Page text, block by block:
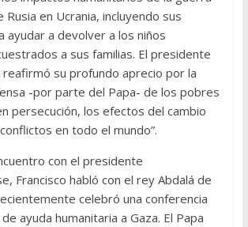
en Ucrania, incluyendo sus
ayudar a devolver a los niños
a sus familias. El presidente
reafirmó su profundo aprecio por la
-por parte del Papa- de los pobres
persecución, los efectos del cambio
en todo el mundo”.
con el presidente
Francisco habló con el rey Abdalá de
celebró una conferencia
ayuda humanitaria a Gaza. El Papa